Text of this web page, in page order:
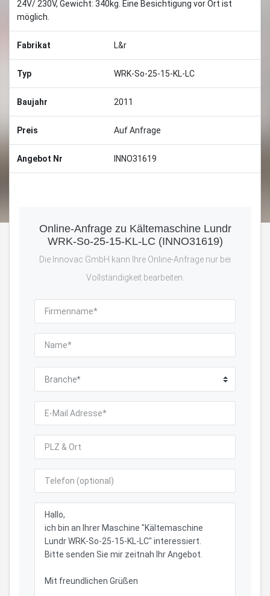
24V/ 230V, Gewicht: 340kg. Eine Besichtigung vor Ort ist
möglich.
Fabrikat L&r
Typ WRK-So-25-15-KL-LC
Baujahr 2011
Preis Auf Anfrage
Angebot Nr INNO31619
Online-Anfrage zu Kältemaschine Lundr
WRK-So-25-15-KL-LC (INNO31619)
Die Innovac GmbH kann Ihre Online-Anfrage nur bei
Vollständigkeit bearbeiten.